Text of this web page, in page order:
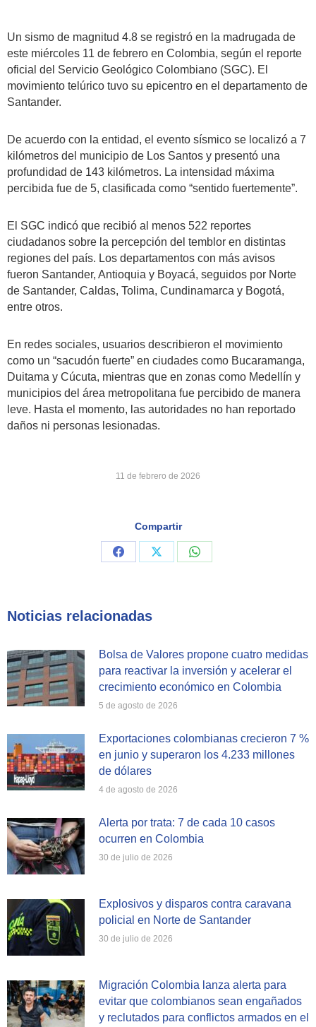
Un sismo de magnitud 4.8 se registró en la madrugada de
este miércoles 11 de febrero en Colombia, según el reporte
oficial del Servicio Geológico Colombiano (SGC). El
movimiento telúrico tuvo su epicentro en el departamento de
Santander.
De acuerdo con la entidad, el evento sísmico se localizó a 7
kilómetros del municipio de Los Santos y presentó una
profundidad de 143 kilómetros. La intensidad máxima
percibida fue de 5, clasificada como “sentido fuertemente”.
El SGC indicó que recibió al menos 522 reportes
ciudadanos sobre la percepción del temblor en distintas
regiones del país. Los departamentos con más avisos
fueron Santander, Antioquia y Boyacá, seguidos por Norte
de Santander, Caldas, Tolima, Cundinamarca y Bogotá,
entre otros.
En redes sociales, usuarios describieron el movimiento
como un “sacudón fuerte” en ciudades como Bucaramanga,
Duitama y Cúcuta, mientras que en zonas como Medellín y
municipios del área metropolitana fue percibido de manera
leve. Hasta el momento, las autoridades no han reportado
daños ni personas lesionadas.
11 de febrero de 2026
Compartir
Share
Share
Share
Noticias relacionadas
Bolsa de Valores propone cuatro medidas
para reactivar la inversión y acelerar el
crecimiento económico en Colombia
5 de agosto de 2026
Exportaciones colombianas crecieron 7 %
en junio y superaron los 4.233 millones
de dólares
4 de agosto de 2026
Alerta por trata: 7 de cada 10 casos
ocurren en Colombia
30 de julio de 2026
Explosivos y disparos contra caravana
policial en Norte de Santander
30 de julio de 2026
Migración Colombia lanza alerta para
evitar que colombianos sean engañados
y reclutados para conflictos armados en el